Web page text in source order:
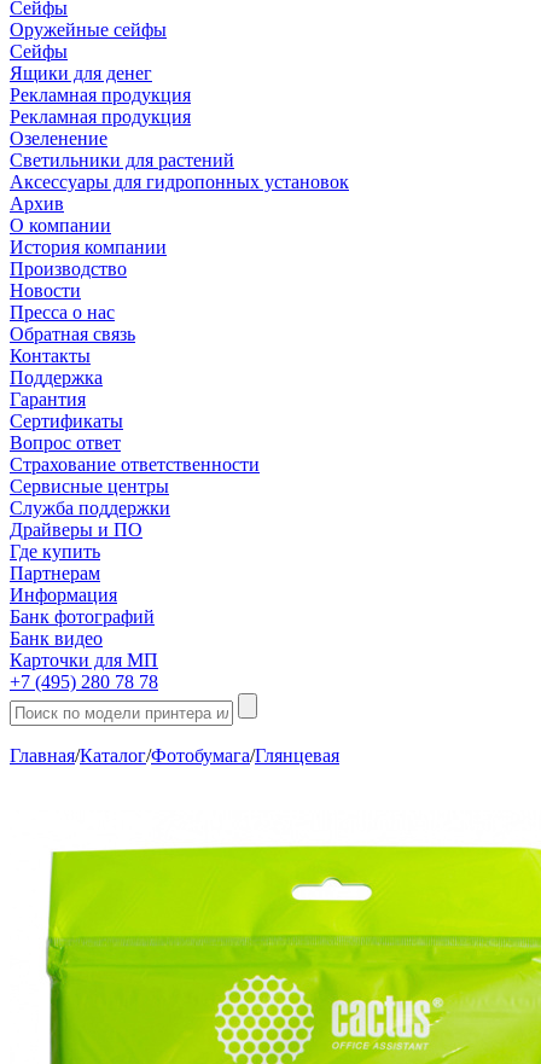
Сейфы
Оружейные сейфы
Сейфы
Ящики для денег
Рекламная продукция
Рекламная продукция
Озеленение
Светильники для растений
Аксессуары для гидропонных установок
Архив
О компании
История компании
Производство
Новости
Пресса о нас
Обратная связь
Контакты
Поддержка
Гарантия
Сертификаты
Вопрос ответ
Страхование ответственности
Сервисные центры
Служба поддержки
Драйверы и ПО
Где купить
Партнерам
Информация
Банк фотографий
Банк видео
Карточки для МП
+7 (495) 280 78 78
Главная/Каталог/Фотобумага/Глянцевая